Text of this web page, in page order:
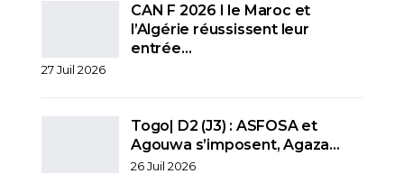
CAN F 2026 I le Maroc et
l’Algérie réussissent leur
entrée…
27 Juil 2026
Togo| D2 (J3) : ASFOSA et
Agouwa s’imposent, Agaza…
26 Juil 2026